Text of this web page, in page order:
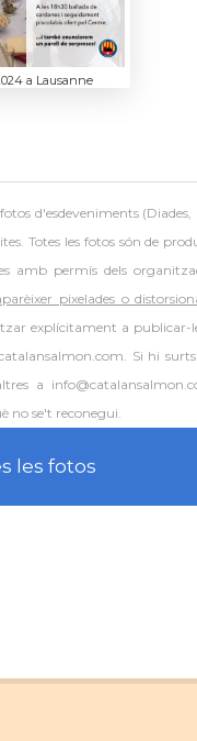
a Lausanne
fotos d'esdeveniments (Diades,
Totes les fotos són de
amb permís dels
pixelades o
explícitament a publicar-
Si hi
a
no se't reconegui.
les fotos